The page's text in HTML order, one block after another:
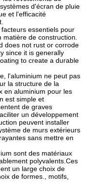
d'écran de pluie
et l'efficacité
essentiels pour
de construction.
does not rust or corrode
since it is generally
to create a durable
l'aluminium ne peut pas
la structure de la
en aluminium pour les
est simple et
de graves
un développement
peuvent installer
de murs extérieurs
sans mettre en
sont des matériaux
polyvalents.Ces
un large choix de
de formes., motifs,